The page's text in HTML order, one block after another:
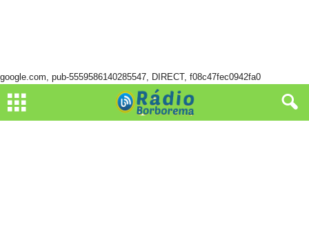
google.com, pub-5559586140285547, DIRECT, f08c47fec0942fa0